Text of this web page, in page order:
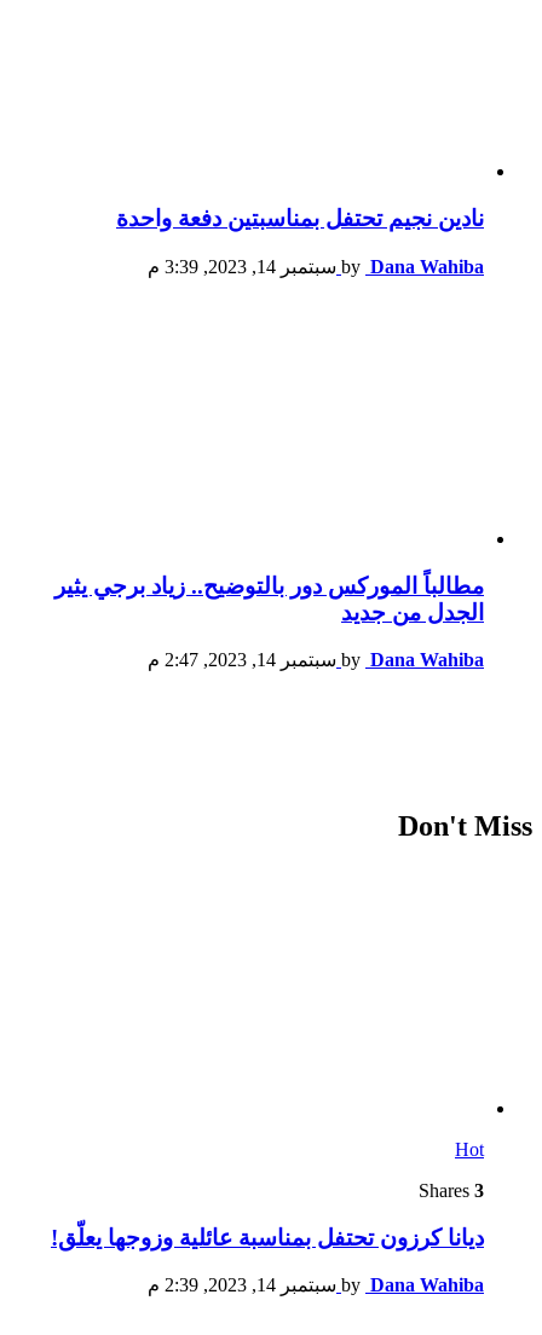
نادين نجيم تحتفل بمناسبتين دفعة واحدة
by Dana Wahiba سبتمبر 14, 2023, 3:39 م
مطالباً الموركس دور بالتوضيح.. زياد برجي يثير
الجدل من جديد
by Dana Wahiba سبتمبر 14, 2023, 2:47 م
Don't Miss
Hot
3
ديانا كرزون تحتفل بمناسبة عائلية وزوجها يعلّق!
by Dana Wahiba سبتمبر 14, 2023, 2:39 م